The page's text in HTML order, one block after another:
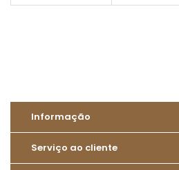
Informação
Serviço ao cliente